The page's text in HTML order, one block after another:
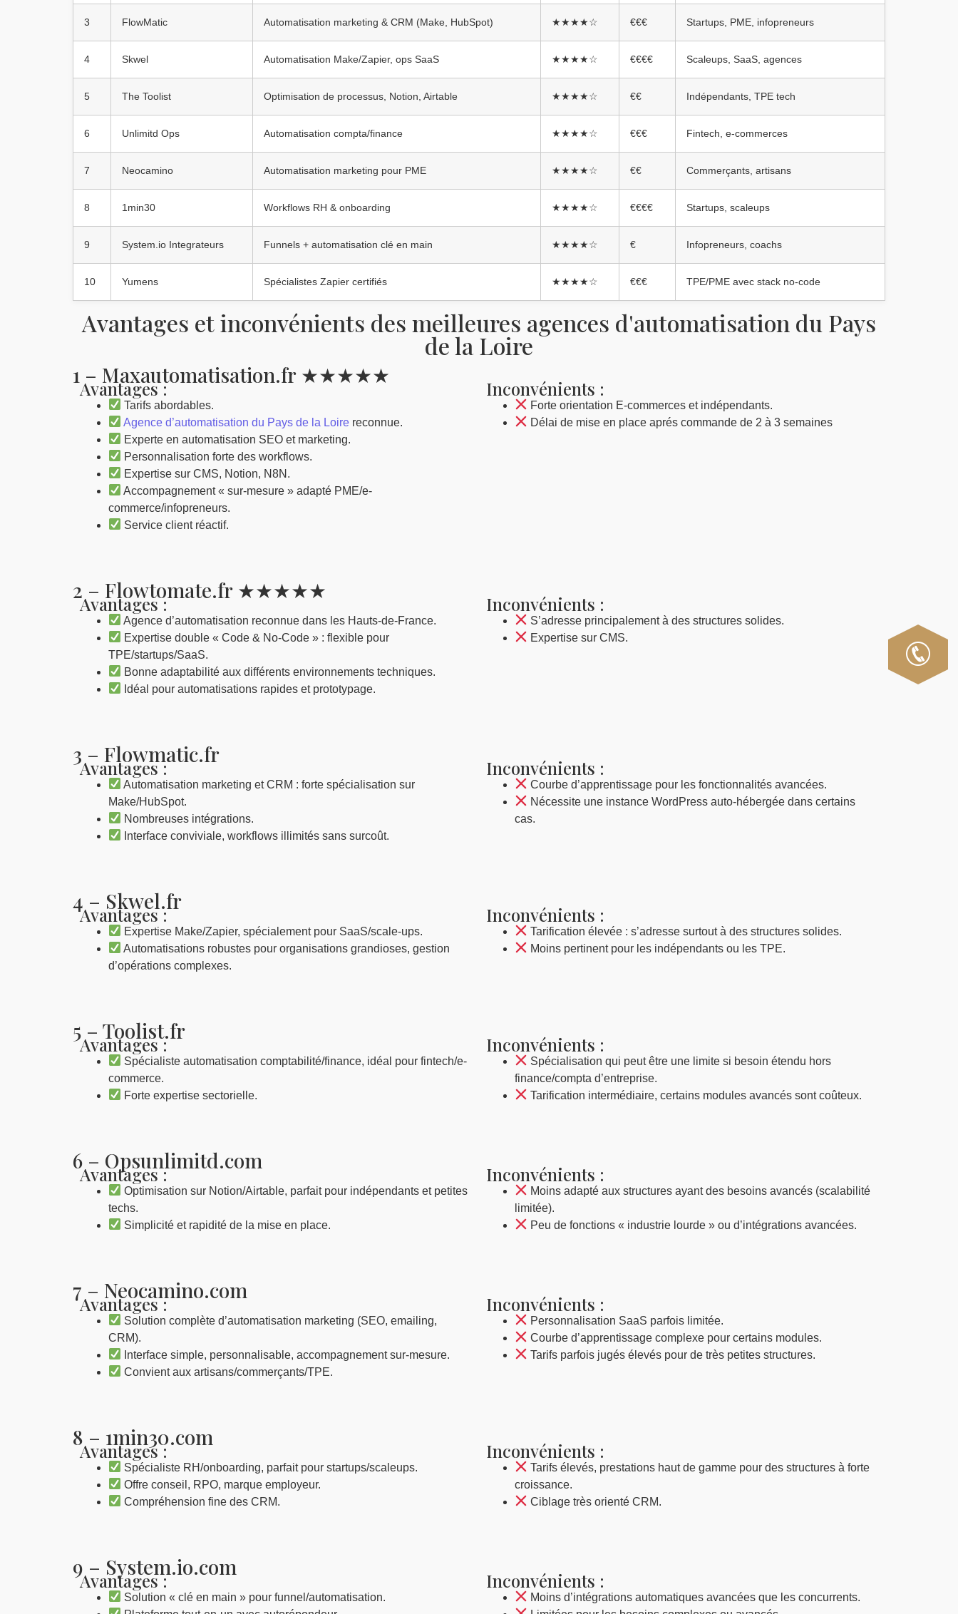
3 FlowMatic Automatisation marketing & CRM (Make, HubSpot) ★★★★☆ €€€ Startups, PME, infopreneurs
4 Skwel Automatisation Make/Zapier, ops SaaS ★★★★☆ €€€€ Scaleups, SaaS, agences
5 The Toolist Optimisation de processus, Notion, Airtable ★★★★☆ €€ Indépendants, TPE tech
6 Unlimitd Ops Automatisation compta/finance ★★★★☆ €€€ Fintech, e-commerces
7 Neocamino Automatisation marketing pour PME ★★★★☆ €€ Commerçants, artisans
8 1min30 Workflows RH & onboarding ★★★★☆ €€€€ Startups, scaleups
9 System.io Integrateurs Funnels + automatisation clé en main ★★★★☆ € Infopreneurs, coachs
10 Yumens Spécialistes Zapier certifiés ★★★★☆ €€€ TPE/PME avec stack no-code
Avantages et inconvénients des meilleures agences d'automatisation du Pays
de la Loire
1 – Maxautomatisation.fr ★★★★★
Avantages :
Tarifs abordables.
Agence d’automatisation du Pays de la Loire reconnue.
Experte en automatisation SEO et marketing.
Personnalisation forte des workflows.
Expertise sur CMS, Notion, N8N.
Accompagnement « sur-mesure » adapté PME/e-
commerce/infopreneurs.
Service client réactif.
Inconvénients :
Forte orientation E-commerces et indépendants.
Délai de mise en place aprés commande de 2 à 3 semaines
2 – Flowtomate.fr ★★★★★
Avantages :
Agence d’automatisation reconnue dans les Hauts-de-France.
Expertise double « Code & No-Code » : flexible pour
TPE/startups/SaaS.
Bonne adaptabilité aux différents environnements techniques.
Idéal pour automatisations rapides et prototypage.
Inconvénients :
S’adresse principalement à des structures solides.
Expertise sur CMS.
3 – Flowmatic.fr
Avantages :
Automatisation marketing et CRM : forte spécialisation sur
Make/HubSpot.
Nombreuses intégrations.
Interface conviviale, workflows illimités sans surcoût.
Inconvénients :
Courbe d’apprentissage pour les fonctionnalités avancées.
Nécessite une instance WordPress auto-hébergée dans certains
cas.
4 – Skwel.fr
Avantages :
Expertise Make/Zapier, spécialement pour SaaS/scale-ups.
Automatisations robustes pour organisations grandioses, gestion
d’opérations complexes.
Inconvénients :
Tarification élevée : s’adresse surtout à des structures solides.
Moins pertinent pour les indépendants ou les TPE.
5 – Toolist.fr
Avantages :
Spécialiste automatisation comptabilité/finance, idéal pour fintech/e-
commerce.
Forte expertise sectorielle.
Inconvénients :
Spécialisation qui peut être une limite si besoin étendu hors
finance/compta d’entreprise.
Tarification intermédiaire, certains modules avancés sont coûteux.
6 – Opsunlimitd.com
Avantages :
Optimisation sur Notion/Airtable, parfait pour indépendants et petites
techs.
Simplicité et rapidité de la mise en place.
Inconvénients :
Moins adapté aux structures ayant des besoins avancés (scalabilité
limitée).
Peu de fonctions « industrie lourde » ou d’intégrations avancées.
7 – Neocamino.com
Avantages :
Solution complète d’automatisation marketing (SEO, emailing,
CRM).
Interface simple, personnalisable, accompagnement sur-mesure.
Convient aux artisans/commerçants/TPE.
Inconvénients :
Personnalisation SaaS parfois limitée.
Courbe d’apprentissage complexe pour certains modules.
Tarifs parfois jugés élevés pour de très petites structures.
8 – 1min30.com
Avantages :
Spécialiste RH/onboarding, parfait pour startups/scaleups.
Offre conseil, RPO, marque employeur.
Compréhension fine des CRM.
Inconvénients :
Tarifs élevés, prestations haut de gamme pour des structures à forte
croissance.
Ciblage très orienté CRM.
9 – System.io.com
Avantages :
Solution « clé en main » pour funnel/automatisation.
Inconvénients :
Moins d’intégrations automatiques avancées que les concurrents.